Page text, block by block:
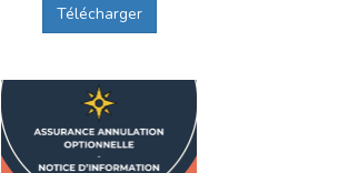
Télécharger